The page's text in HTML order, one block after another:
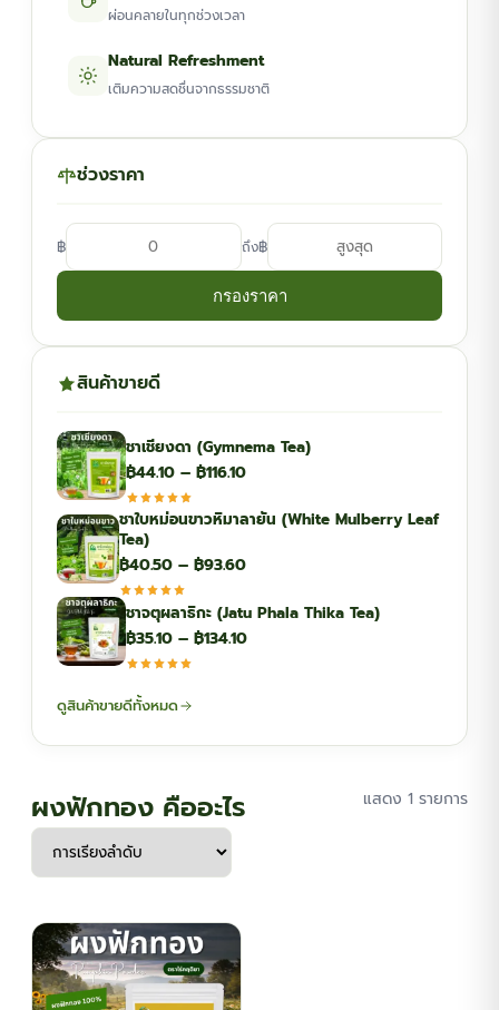
ผ่อนคลายในทุกช่วงเวลา
Natural Refreshment
เติมความสดชื่นจากธรรมชาติ
ช่วงราคา
฿ ถึง฿
กรองราคา
สินค้าขายดี
ชาเชียงดา (Gymnema Tea)
฿44.10 – ฿116.10Price
฿44.10
฿116.10
ชาใบหม่อนขาวหิมาลายัน (White Mulberry Leaf
Tea)
฿40.50 – ฿93.60Price
฿40.50
through
ชาจตุผลาธิกะ (Jatu Phala Thika Tea)
฿35.10 – ฿134.10Price
ดูสินค้าขายดีทั้งหมด
ผงฟักทอง คืออะไร แสดง 1 รายการ